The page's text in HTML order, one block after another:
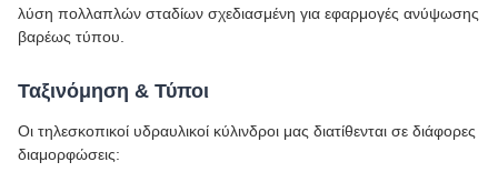
λύση πολλαπλών σταδίων σχεδιασμένη για εφαρμογές ανύψωσης
βαρέως τύπου.
Ταξινόμηση & Τύποι
Οι τηλεσκοπικοί υδραυλικοί κύλινδροι μας διατίθενται σε διάφορες
διαμορφώσεις: